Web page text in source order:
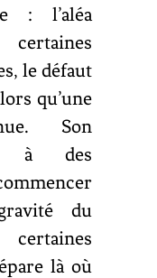
: l’aléa
certaines
le défaut
qu’une
Son
à des
du
là où